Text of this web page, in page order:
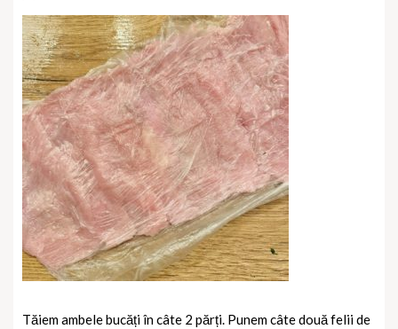
Tăiem ambele bucăți în câte 2 părți. Punem câte două felii de